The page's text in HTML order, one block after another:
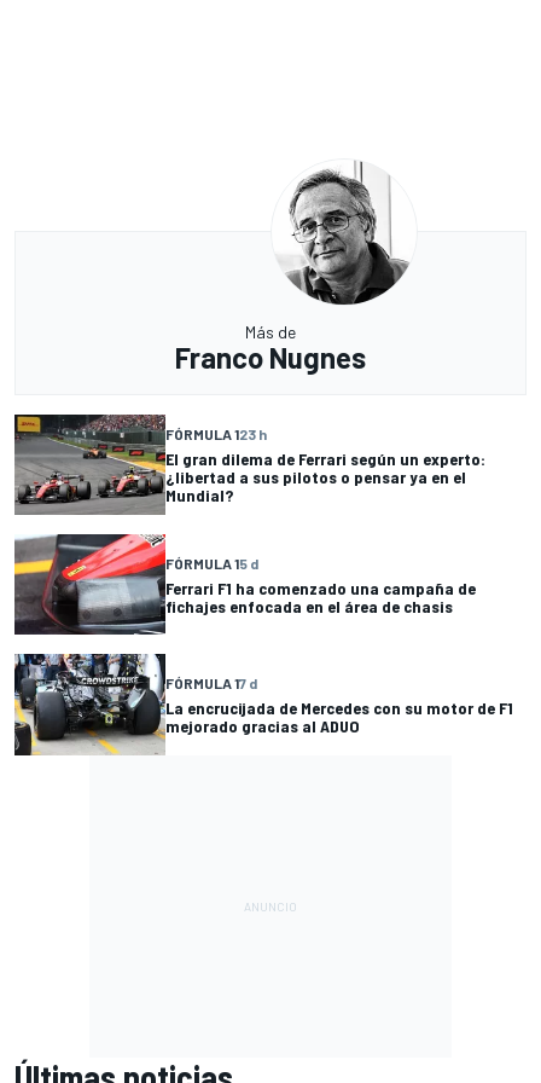
Más de
Franco Nugnes
FÓRMULA 123 h
El gran dilema de Ferrari según un experto:
¿libertad a sus pilotos o pensar ya en el
Mundial?
FÓRMULA 15 d
Ferrari F1 ha comenzado una campaña de
fichajes enfocada en el área de chasis
FÓRMULA 17 d
La encrucijada de Mercedes con su motor de F1
mejorado gracias al ADUO